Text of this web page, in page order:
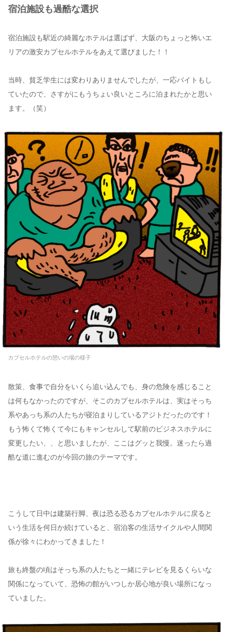
宿泊施設も過酷な選択
宿泊施設も駅近の綺麗なホテルは選ばず、大阪のちょっと怖いエ
リアの激安カプセルホテルをあえて選びました！！
当時、貧乏学生には変わりありませんでしたが、一応バイトもし
ていたので、さすがにもうちょい良いところに泊まれたかと思い
ます。（笑）
カプセルホテルの憩いの場の様子
散策、食事で自分をいくら追い込んでも、身の危険を感じること
は何もなかったのですが、そこのカプセルホテルは、実はそっち
系やあっち系の人たちが寝泊まりしているアジトだったのです！
もう怖くて怖くて今にもキャンセルして駅前のビジネスホテルに
変更したい、、と思いましたが、ここはグッと我慢。迷ったら過
酷な道に進むのが今回の旅のテーマです。
こうして日中は建築行脚、夜は恐る恐るカプセルホテルに戻ると
いう生活を何日か続けていると、宿泊客の生活サイクルや人間関
係が徐々にわかってきました！
旅も終盤の頃はそっち系の人たちと一緒にテレビを見るくらいな
関係になっていて、恐怖の館がいつしか居心地が良い場所になっ
ていました。